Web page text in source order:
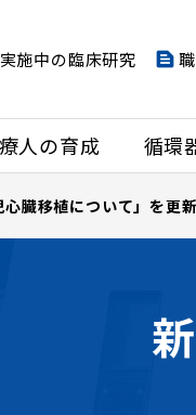
人の育成 循環
実施中の臨床研究
心臓移植について」を更